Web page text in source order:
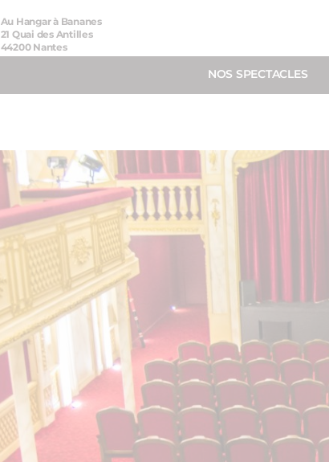
Au Hangar à Bananes
21 Quai des Antilles
44200 Nantes
NOS SPECTACLES